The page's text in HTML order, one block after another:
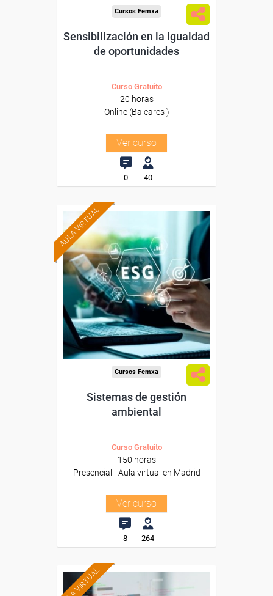
Cursos Femxa
Sensibilización en la igualdad
de oportunidades
Curso Gratuito
20 horas
Online (Baleares )
Ver curso
0 40
AULA VIRTUAL Formación 100%
subvencionada.
Para desempleados,
trabajadores y autónomos.
Para todos los sectores.
Cursos Femxa
Sistemas de gestión
ambiental
Curso Gratuito
150 horas
Presencial - Aula virtual en Madrid
Ver curso
8 264
AULA VIRTUAL